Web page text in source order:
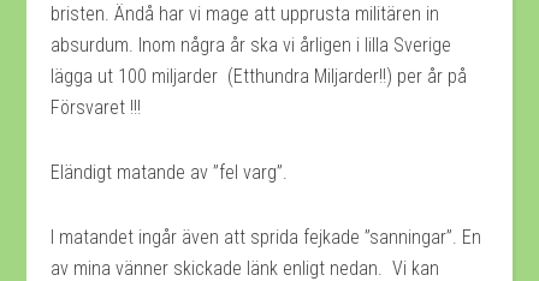
bristen. Ändå har vi mage att upprusta militären in
absurdum. Inom några år ska vi årligen i lilla Sverige
lägga ut 100 miljarder (Etthundra Miljarder!!) per år på
Försvaret !!!
Eländigt matande av ”fel varg”.
I matandet ingår även att sprida fejkade ”sanningar”. En
av mina vänner skickade länk enligt nedan. Vi kan